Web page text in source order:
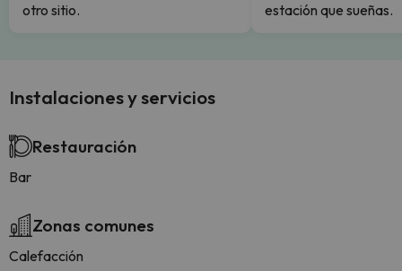
otro sitio.
estación que sueñas.
Instalaciones y servicios
Restauración
Bar
Zonas comunes
Calefacción